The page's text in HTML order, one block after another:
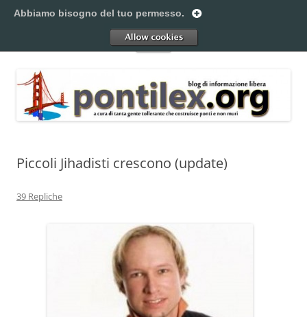
al
Pontilex
Menu
Piccoli Jihadisti crescono (update)
39 Repliche
Abbiamo bisogno del tuo permesso.